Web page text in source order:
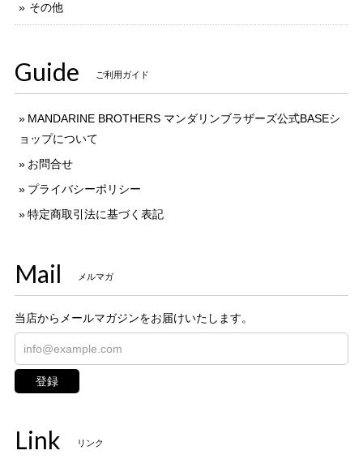
その他
Guide ご利用ガイド
MANDARINE BROTHERS マンダリンブラザーズ公式BASEシ
ョップについて
お問合せ
プライバシーポリシー
特定商取引法に基づく表記
Mail メルマガ
当店からメールマガジンをお届けいたします。
登録
Link リンク